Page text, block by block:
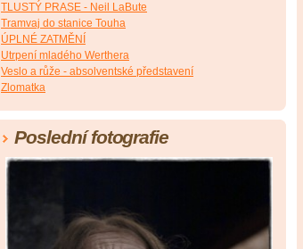
TLUSTÝ PRASE - Neil LaBute
Tramvaj do stanice Touha
ÚPLNÉ ZATMĚNÍ
Utrpení mladého Werthera
Veslo a růže - absolventské představení
Zlomatka
Poslední fotografie